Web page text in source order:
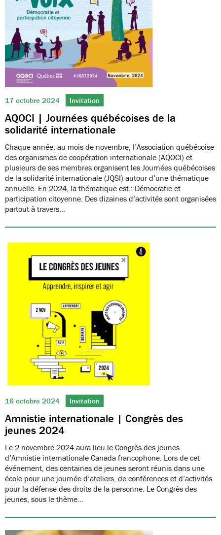
17 octobre 2024 Invitation
AQOCI | Journées québécoises de la
solidarité internationale
Chaque année, au mois de novembre, l’Association québécoise
des organismes de coopération internationale (AQOCI) et
plusieurs de ses membres organisent les Journées québécoises
de la solidarité internationale (JQSI) autour d’une thématique
annuelle. En 2024, la thématique est : Démocratie et
participation citoyenne. Des dizaines d’activités sont organisées
partout à travers…
16 octobre 2024 Invitation
Amnistie internationale | Congrès des
jeunes 2024
Le 2 novembre 2024 aura lieu le Congrès des jeunes
d’Amnistie internationale Canada francophone. Lors de cet
événement, des centaines de jeunes seront réunis dans une
école pour une journée d’ateliers, de conférences et d’activités
pour la défense des droits de la personne. Le Congrès des
jeunes, sous le thème…